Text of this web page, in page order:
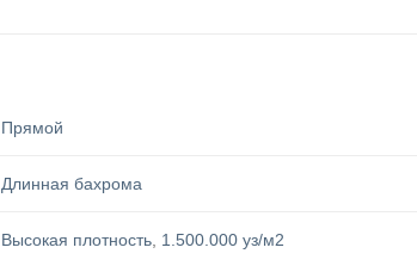
Прямой
Длинная бахрома
Высокая плотность 1.500.000 уз/м2